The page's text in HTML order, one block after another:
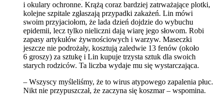
i okulary ochronne. Krążą coraz bardziej zatrważające plotki,
kolejne szpitale zgłaszają przypadki zakażeń. Lin mówi
swoim przyjaciołom, że lada dzień dojdzie do wybuchu
epidemii, lecz tylko nieliczni dają wiarę jego słowom. Robi
zapasy artykułów żywnościowych i warzyw. Maseczki
jeszcze nie podrożały, kosztują zaledwie 13 fenów (około
6 groszy) za sztukę i Lin kupuje trzysta sztuk dla swoich
starych rodziców. Ta liczba wydaje mu się wystarczająca.
– Wszyscy myśleliśmy, że to wirus atypowego zapalenia płuc.
Nikt nie przypuszczał, że zaczyna się koszmar – wspomina.